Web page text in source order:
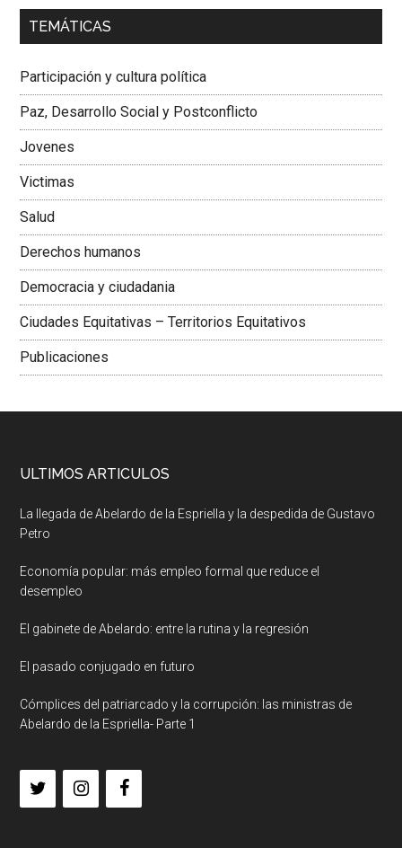
00:00 01:04
Dra. Carolina Corcho Mejía,Presidenta Corporación
Colombiana
TEMÁTICAS
Participación y cultura política
Paz, Desarrollo Social y Postconflicto
Jovenes
Victimas
Salud
Derechos humanos
Democracia y ciudadania
Ciudades Equitativas – Territorios Equitativos
Publicaciones
ULTIMOS ARTICULOS
La llegada de Abelardo de la Espriella y la despedida de Gustavo
Petro
Economía popular: más empleo formal que reduce el
desempleo
El gabinete de Abelardo: entre la rutina y la regresión
El pasado conjugado en futuro
Cómplices del patriarcado y la corrupción: las ministras de
Abelardo de la Espriella- Parte 1